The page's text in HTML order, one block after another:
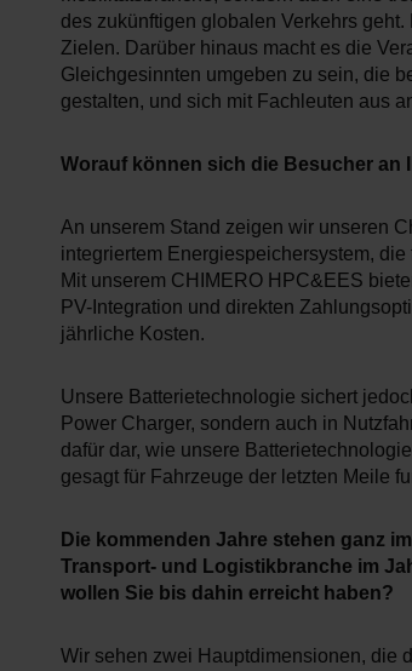
des zukünftigen globalen Verkehrs
Zielen. Darüber hinaus macht es die
Gleichgesinnten umgeben zu sein, die
gestalten, und sich mit Fachleuten aus
Worauf können sich die Besucher an
An unserem Stand zeigen wir unseren
integriertem Energiespeichersystem,
Mit unserem CHIMERO HPC&EES
PV-Integration und direkten
jährliche Kosten.
Unsere Batterietechnologie sichert
Power Charger, sondern auch in
dafür dar, wie unsere
gesagt für Fahrzeuge der letzten Meile
Die kommenden Jahre stehen ganz
Transport- und Logistikbranche im
wollen Sie bis dahin erreicht haben?
Wir sehen zwei Hauptdimensionen, die